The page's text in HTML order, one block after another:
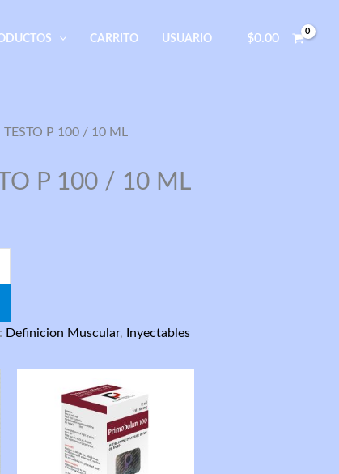
CARRITO USUARIO $0.00
P 100 / 10 ML
P 100 / 10 ML
Definicion Muscular,
Inyectables